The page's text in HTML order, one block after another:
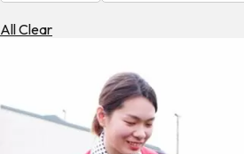
All Clear